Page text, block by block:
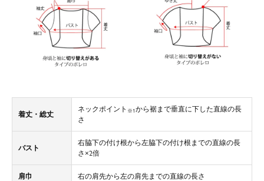
着丈・総丈
ネックポイント ※1から裾まで垂直に下した直線の長
さ
バスト
右脇下の付け根から左脇下の付け根までの直線の長
さ×2倍
肩巾 右の肩先から左の肩先までの直線の長さ